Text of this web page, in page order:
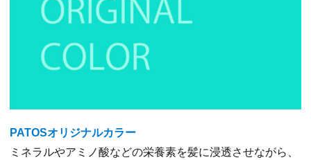
PATOSオリジナルカラー
ミネラルやアミノ酸などの栄養素を髪に浸透させながら、